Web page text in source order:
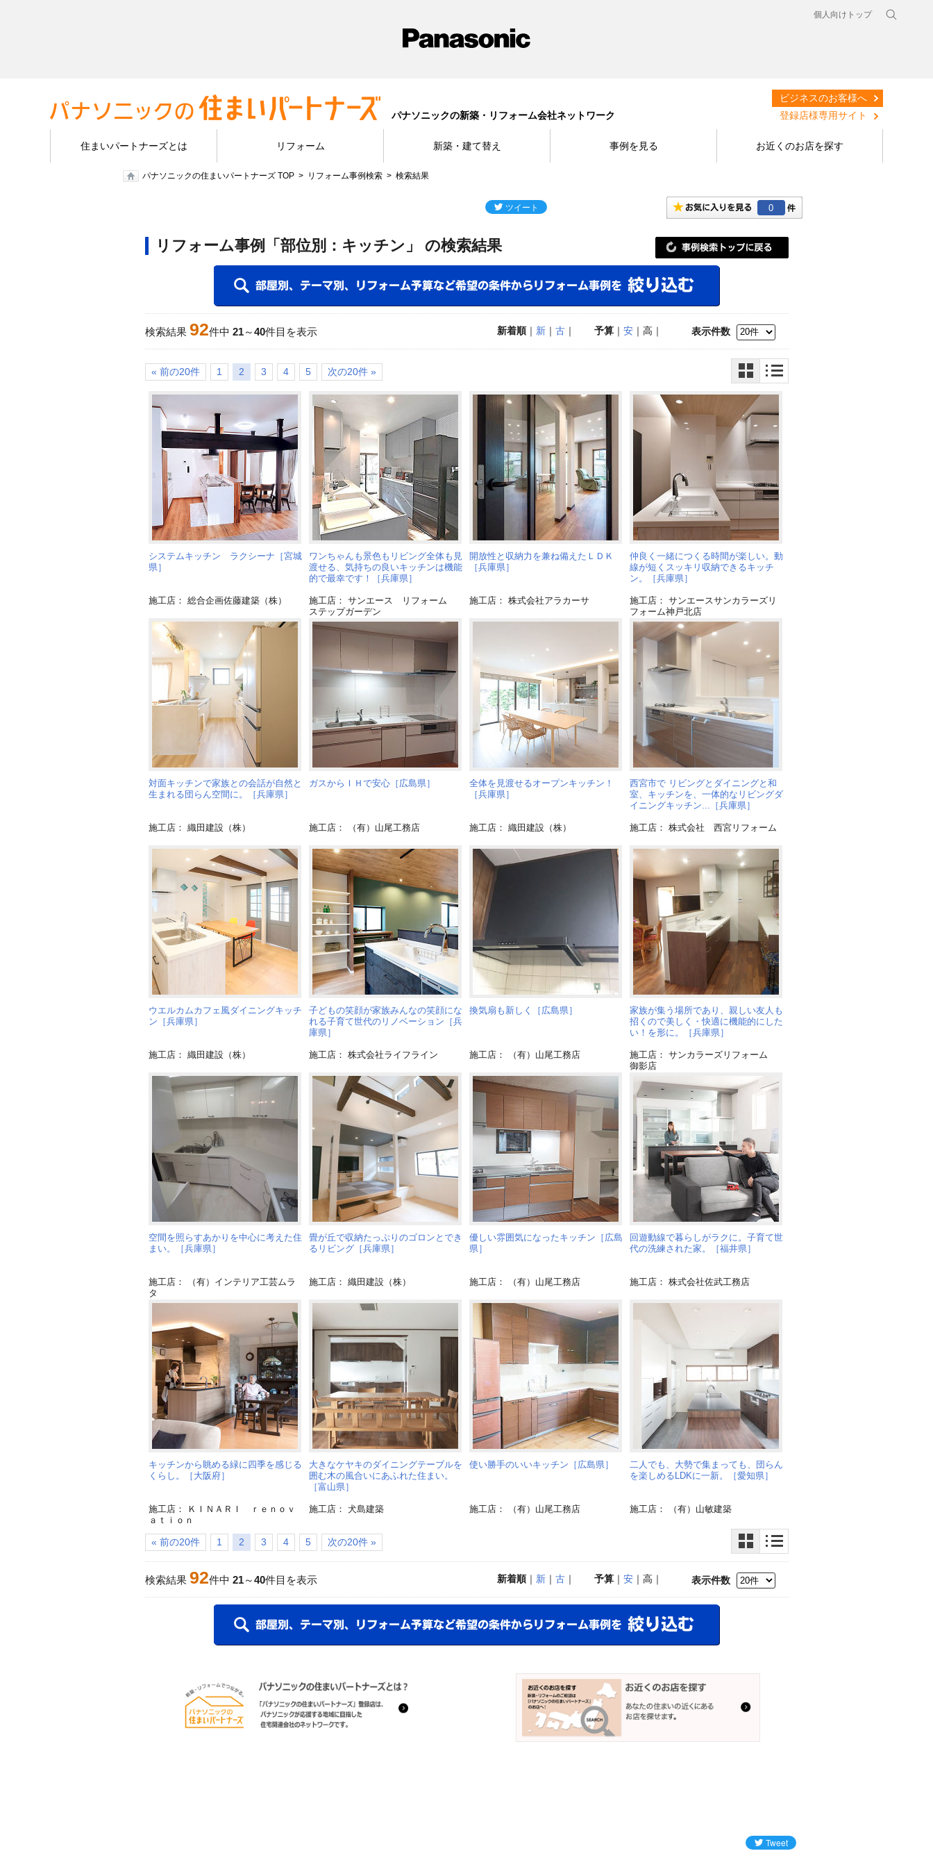
個人向けトップ
パナソニックの新築・リフォーム会社ネットワーク
ビジネスのお客様へ
登録店様専用サイト
住まいパートナーズとは リフォーム 新築・建て替え 事例を見る お近くのお店を探す
パナソニックの住まいパートナーズ TOP リフォーム事例検索 検索結果
0
リフォーム事例「部位別：キッチン」 の検索結果
検索結果 92件中 21～40件目を表示 表示件数
予算｜ 安｜高｜
新着順｜ 新｜ 古｜
« 前の20件 1 2 3 4 5 次の20件 »
システムキッチン ラクシーナ［宮城
県］
施工店： 総合企画佐藤建築（株）
ワンちゃんも景色もリビング全体も見
渡せる、気持ちの良いキッチンは機能
的で最幸です！［兵庫県］
施工店： サンエース リフォーム
ステップガーデン
開放性と収納力を兼ね備えたＬＤＫ
［兵庫県］
施工店： 株式会社アラカーサ
仲良く一緒につくる時間が楽しい。動
線が短くスッキリ収納できるキッチ
ン。［兵庫県］
施工店： サンエースサンカラーズリ
フォーム神戸北店
対面キッチンで家族との会話が自然と
生まれる団らん空間に。［兵庫県］
施工店： 織田建設（株）
ガスからＩＨで安心［広島県］
施工店： （有）山尾工務店
全体を見渡せるオープンキッチン！
［兵庫県］
施工店： 織田建設（株）
西宮市で リビングとダイニングと和
室、キッチンを、一体的なリビングダ
イニングキッチン...［兵庫県］
施工店： 株式会社 西宮リフォーム
ウエルカムカフェ風ダイニングキッチ
ン［兵庫県］
施工店： 織田建設（株）
子どもの笑顔が家族みんなの笑顔にな
れる子育て世代のリノベーション［兵
庫県］
施工店： 株式会社ライフライン
換気扇も新しく［広島県］
施工店： （有）山尾工務店
家族が集う場所であり、親しい友人も
招くので美しく・快適に機能的にした
い！を形に。［兵庫県］
施工店： サンカラーズリフォーム
御影店
空間を照らすあかりを中心に考えた住
まい。［兵庫県］
施工店： （有）インテリア工芸ムラ
タ
畳が丘で収納たっぷりのゴロンとでき
るリビング［兵庫県］
施工店： 織田建設（株）
優しい雰囲気になったキッチン［広島
県］
施工店： （有）山尾工務店
回遊動線で暮らしがラクに。子育て世
代の洗練された家。［福井県］
施工店： 株式会社佐武工務店
キッチンから眺める緑に四季を感じる
くらし。［大阪府］
施工店： ＫＩＮＡＲＩ ｒｅｎｏｖ
ａｔｉｏｎ
大きなケヤキのダイニングテーブルを
囲む木の風合いにあふれた住まい。
［富山県］
施工店： 犬島建築
使い勝手のいいキッチン［広島県］
施工店： （有）山尾工務店
二人でも、大勢で集まっても、団らん
を楽しめるLDKに一新。［愛知県］
施工店： （有）山敏建築
« 前の20件 1 2 3 4 5 次の20件 »
検索結果 92件中 21～40件目を表示 表示件数
予算｜ 安｜高｜
新着順｜ 新｜ 古｜